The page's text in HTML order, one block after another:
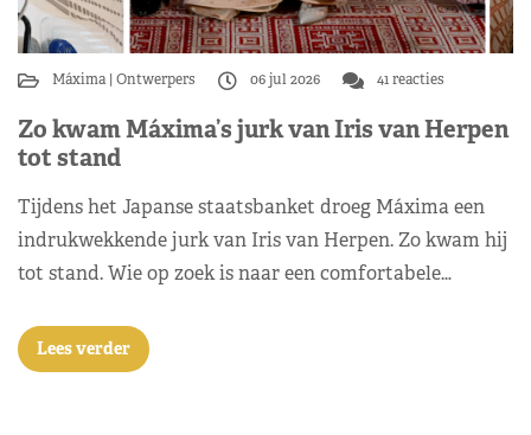
Máxima Ontwerpers 06 jul 2026 41 reacties
Zo kwam Máxima’s jurk van Iris van Herpen
tot stand
Tijdens het Japanse staatsbanket droeg Máxima een
indrukwekkende jurk van Iris van Herpen. Zo kwam hij
tot stand. Wie op zoek is naar een comfortabele…
Lees verder